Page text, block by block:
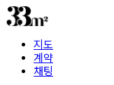
지도
계약
채팅